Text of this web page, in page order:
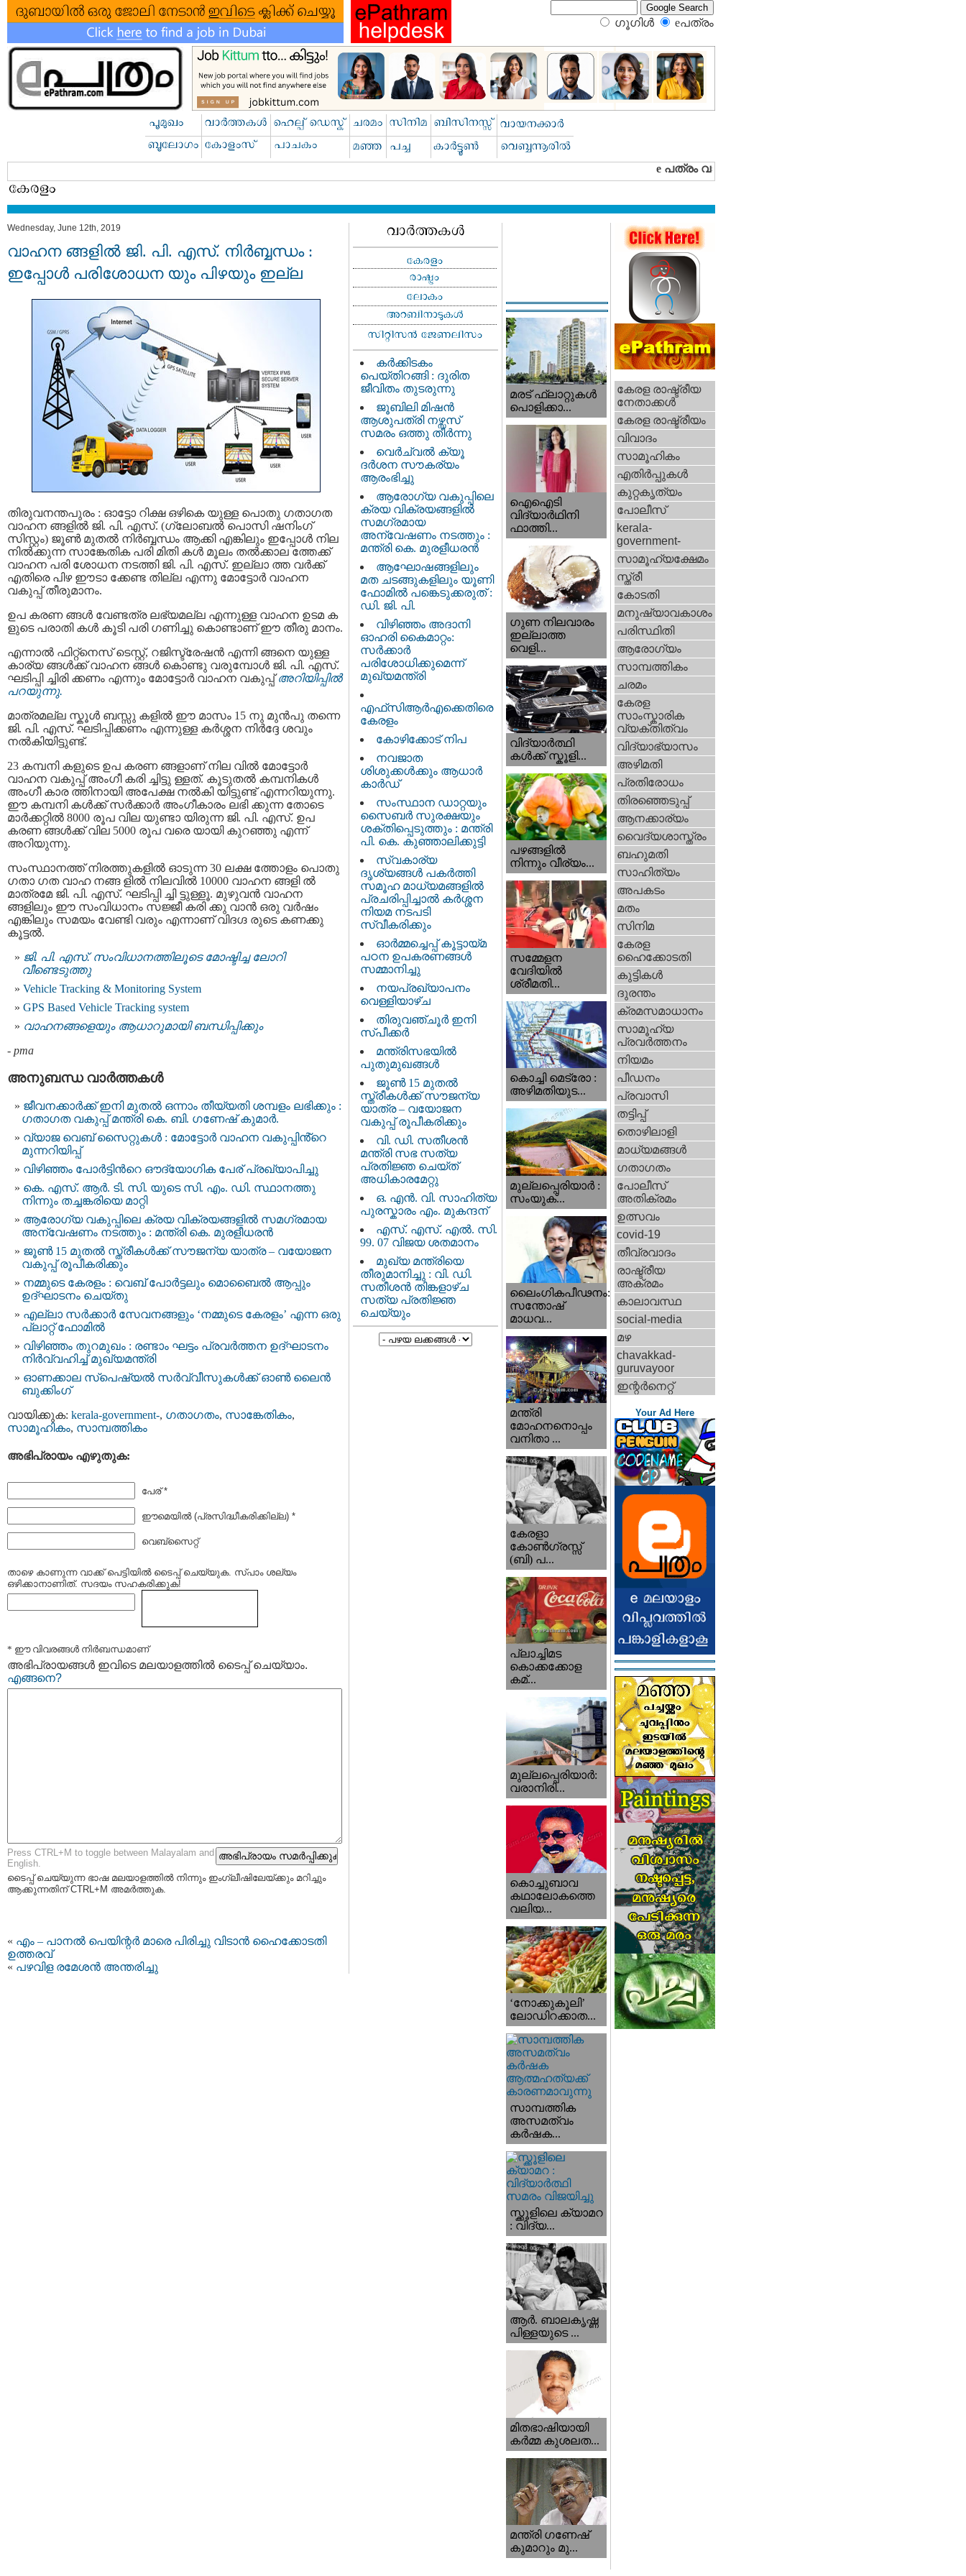
ഗൂഗിള്‍ eപത്രം‍
Wednesday, June 12th, 2019
വാഹന ങ്ങളിൽ ജി. പി. എസ്. നിർബ്ബന്ധം :
ഇപ്പോള്‍ പരിശോധന യും പിഴയും ഇല്ല
തിരുവനന്തപുരം : ഓട്ടോ റിക്ഷ ഒഴികെ യുള്ള പൊതു ഗതാഗത
വാഹന ങ്ങളിൽ ജി. പി. എസ്. (ഗ്ലോബൽ പൊസി ഷനിംഗ്
സിസ്റ്റം) ജൂണ്‍ മുതല്‍ നിർബ്ബന്ധം ആക്കി എങ്കിലും ഇപ്പോള്‍ നില
നില്‍ക്കുന്ന സാങ്കേതിക പരി മിതി കൾ മൂലം തല്‍ക്കാല ത്തേക്ക്
വാഹന പരി ശോധന നടത്തി ജി. പി. എസ്. ഇല്ലാ ത്ത വർക്ക്
എതിരെ പിഴ ഈടാ ക്കേണ്ട തില്ല എന്നു മോട്ടോർ വാഹന
വകുപ്പ് തീരുമാനം.
ഉപ കരണ ങ്ങൾ വേണ്ടത്ര ലഭ്യമല്ല എന്നുള്ള വാഹന ഉടമ ക
ളുടെ പരാതി കൾ കൂടി പരി ഗണിച്ചു കൊണ്ടാണ് ഈ തീരു മാനം.
എന്നാല്‍ ഫിറ്റ്നെസ് ടെസ്റ്റ്, റജിസ്ട്രേഷന്‍ എന്നി ങ്ങനെ യുള്ള
കാര്യ ങ്ങള്‍ക്ക് വാഹന ങ്ങൾ കൊണ്ടു വരുമ്പോൾ ജി. പി. എസ്.
ഘടിപ്പി ച്ചിരി ക്കണം എന്നും മോട്ടോർ വാഹന വകുപ്പ്അറിയിപ്പില്‍
പറയുന്നു.
മാത്രമല്ല സ്കൂൾ ബസ്സു കളിൽ ഈ മാസം 15 നു മുന്‍പു തന്നെ
ജി. പി. എസ്. ഘടിപ്പിക്കണം എന്നുള്ള കർശ്ശന നിർദ്ദേ ശവും
നൽകിയിട്ടുണ്ട്.
23 കമ്പനി കളുടെ ഉപ കരണ ങ്ങളാണ് നില വില്‍ മോട്ടോർ
വാഹന വകുപ്പ് അംഗീ കരി ച്ചിട്ടു ള്ളത്. കൂടുതൽ കമ്പനികൾ
അംഗീ കാര ത്തിനായി അപേക്ഷ നൽകി യിട്ടുണ്ട് എന്നറിയുന്നു.
ഈ കമ്പനി കള്‍ക്ക് സര്‍ക്കാര്‍ അംഗീകാരം ലഭി ക്കുന്ന തോടെ
മാര്‍ക്കറ്റില്‍ 8000 രൂപ വില യുണ്ടാ യിരുന്ന ജി. പി. എസ്. ഉപ
കരണ ങ്ങള്‍ക്ക് വില 5000 രൂപ വരെ യായി കുറഞ്ഞു എന്ന്
അറിയുന്നു.
സംസ്ഥാനത്ത് നിരത്തുകളില്‍ ഓടുന്ന 30 ലക്ഷ ത്തോളം പൊതു
ഗതാ ഗത വാഹ നങ്ങ ളില്‍ നിലവിൽ 10000 വാഹന ങ്ങളി ൽ
മാത്രമേ ജി. പി. എസ്. ഘടിപ്പി ച്ചി ട്ടുള്ളൂ. മുഴുവൻ വാഹന
ങ്ങളിലും ഈ സംവിധാനം സജ്ജീ കരി ക്കു വാന്‍ ഒരു വർഷം
എങ്കിലും സമയം വേണ്ടി വരും എന്നാണ് വിദഗ്ദ രുടെ കണക്കു
കൂട്ടല്‍.
ജി. പി. എസ്. സംവിധാനത്തിലൂടെ മോഷ്ടിച്ച ലോറി
വീണ്ടെടുത്തു
Vehicle Tracking & Monitoring System
GPS Based Vehicle Tracking system
വാഹനങ്ങളെയും ആധാറുമായി ബന്ധിപ്പിക്കും
- pma
അനുബന്ധ വാര്‍ത്തകള്‍
ജീവനക്കാർക്ക് ഇനി മുതൽ ഒന്നാം തീയ്യതി ശമ്പളം ലഭിക്കും :
ഗതാഗത വകുപ്പ് മന്ത്രി കെ. ബി. ഗണേഷ് കുമാർ.
വ്യാജ വെബ് സൈറ്റുകൾ : മോട്ടോര്‍ വാഹന വകുപ്പിൻ്റെ
മുന്നറിയിപ്പ്
വിഴിഞ്ഞം പോർട്ടിന്‍റെ ഔദ്യോഗിക പേര് പ്രഖ്യാപിച്ചു
കെ. എസ്. ആര്‍. ടി. സി. യുടെ സി. എം. ഡി. സ്ഥാനത്തു
നിന്നും തച്ചങ്കരിയെ മാറ്റി
ആരോഗ്യ വകുപ്പിലെ ക്രയ വിക്രയങ്ങളിൽ സമഗ്രമായ
അന്വേഷണം നടത്തും : മന്ത്രി കെ. മുരളീധരൻ
ജൂൺ 15 മുതൽ സ്ത്രീകൾക്ക് സൗജന്യ യാത്ര – വയോജന
വകുപ്പ് രൂപീകരിക്കും
നമ്മുടെ കേരളം : വെബ് പോർട്ടലും മൊബൈൽ ആപ്പും
ഉദ്ഘാടനം ചെയ്തു
എല്ലാ സർക്കാർ സേവനങ്ങളും ‘നമ്മുടെ കേരളം’ എന്ന ഒരു
പ്ലാറ്റ് ഫോമിൽ
വിഴിഞ്ഞം തുറമുഖം : രണ്ടാം ഘട്ടം പ്രവർത്തന ഉദ്ഘാടനം
നിർവ്വഹിച്ച് മുഖ്യമന്ത്രി
ഓണക്കാല സ്‌പെഷ്യൽ സർവ്വീസുകൾക്ക് ഓൺ ലൈൻ
ബുക്കിംഗ്
വായിക്കുക: kerala-government-, ഗതാഗതം, സാങ്കേതികം,
സാമൂഹികം, സാമ്പത്തികം
അഭിപ്രായം എഴുതുക:
പേര് *
ഈമെയില്‍ (പ്രസിദ്ധീകരിക്കില്ല) *
വെബ്സൈറ്റ്
താഴെ കാണുന്ന വാക്ക് പെട്ടിയില്‍ ടൈപ്പ്‌ ചെയ്യുക. സ്പാം ശല്യം
ഒഴിക്കാനാണിത്. സദയം സഹകരിക്കുക!
* ഈ വിവരങ്ങള്‍ നിര്‍ബന്ധമാണ്
അഭിപ്രായങ്ങള്‍ ഇവിടെ മലയാളത്തില്‍ ടൈപ്പ് ചെയ്യാം.
എങ്ങനെ?
Press CTRL+M to toggle between Malayalam and
English.
ടൈപ്പ്‌ ചെയ്യുന്ന ഭാഷ മലയാളത്തില്‍ നിന്നും ഇംഗ്ലീഷിലേയ്ക്കും മറിച്ചും
ആക്കുന്നതിന് CTRL+M അമര്‍ത്തുക.
« എം – പാനല്‍ പെയിന്റര്‍ മാരെ പിരിച്ചു വിടാന്‍ ഹൈക്കോടതി
ഉത്തരവ്
« പഴവിള രമേശന്‍ അന്തരിച്ചു
കർക്കിടകം
പെയ്തിറങ്ങി : ദുരിത
ജീവിതം തുടരുന്നു
ജൂബിലി മിഷൻ
ആശുപത്രി നഴ്സസ്
സമരം ഒത്തു തീർന്നു
വെര്‍ച്വല്‍ ക്യൂ
ദര്‍ശന സൗകര്യം
ആരംഭിച്ചു
ആരോഗ്യ വകുപ്പിലെ
ക്രയ വിക്രയങ്ങളിൽ
സമഗ്രമായ
അന്വേഷണം നടത്തും :
മന്ത്രി കെ. മുരളീധരൻ
ആഘോഷങ്ങളിലും
മത ചടങ്ങുകളിലും യൂണി
ഫോമിൽ പങ്കെടുക്കരുത് :
ഡി. ജി. പി.
വിഴിഞ്ഞം അദാനി
ഓഹരി കൈമാറ്റം:
സർക്കാർ
പരിശോധിക്കുമെന്ന്
മുഖ്യമന്ത്രി
എഫ്‌സിആർഎക്കെതിരെ
കേരളം
കോഴിക്കോട് നിപ
നവജാത
ശിശുക്കള്‍ക്കും ആധാര്‍
കാര്‍ഡ്
സംസ്ഥാന ഡാറ്റയും
സൈബർ സുരക്ഷയും
ശക്തിപ്പെടുത്തും : മന്ത്രി
പി. കെ. കുഞ്ഞാലിക്കുട്ടി
സ്വകാര്യ
ദൃശ്യങ്ങള്‍ പകര്‍ത്തി
സമൂഹ മാധ്യമങ്ങളില്‍
പ്രചരിപ്പിച്ചാൽ കർശ്ശന
നിയമ നടപടി
സ്വീകരിക്കും
ഓർമ്മച്ചെപ്പ് കൂട്ടായ്മ
പഠന ഉപകരണങ്ങൾ
സമ്മാനിച്ചു
നയപ്രഖ്യാപനം
വെള്ളിയാഴ്ച
തിരുവഞ്ചൂർ ഇനി
സ്പീക്കർ
മന്ത്രിസഭയിൽ
പുതുമുഖങ്ങൾ
ജൂൺ 15 മുതൽ
സ്ത്രീകൾക്ക് സൗജന്യ
യാത്ര – വയോജന
വകുപ്പ് രൂപീകരിക്കും
വി. ഡി. സതീശന്‍
മന്ത്രി സഭ സത്യ
പ്രതിജ്ഞ ചെയ്ത്
അധികാരമേറ്റു
ഒ. എൻ. വി. സാഹിത്യ
പുരസ്കാരം എം. മുകന്ദന്
എസ്. എസ്. എൽ. സി.
99. 07 വിജയ ശതമാനം
മുഖ്യ മന്ത്രിയെ
തീരുമാനിച്ചു : വി. ഡി.
സതീശന്‍ തിങ്കളാഴ്ച
സത്യ പ്രതിജ്ഞ
ചെയ്യും
മരട് ഫ്ലാറ്റുകൾ
പൊളിക്കാ...
ഐഐടി
വിദ്യാര്‍ഥിനി
ഫാത്തി...
ഗുണ നിലവാരം
ഇല്ലാത്ത
വെളി...
വിദ്യാർത്ഥി
കൾക്ക് സ്കൂളി...
പഴങ്ങളില്‍
നിന്നും വീര്യം...
സമ്മേളന
വേദിയില്‍
ശ്രീമതി...
കൊച്ചി മെട്രോ :
അഴിമതിയുട...
മുല്ലപ്പെരിയാര്‍ :
സംയുക്...
ലൈംഗികപീഢനം:
സന്തോഷ്
മാധവ...
മന്ത്രി
മോഹനനൊപ്പം
വനിതാ ...
കേരളാ
കോണ്‍ഗ്രസ്സ്
(ബി) പ...
പ്ലാച്ചിമട
കൊക്കക്കോള
കമ്...
മുല്ലപ്പെരിയാര്‍:
വരാനിരി...
കൊച്ചുബാവ
കഥാലോകത്തെ
വലിയ...
‘നോക്കുകൂലി’
ലോഡിറക്കാത...
സാമ്പത്തിക
അസമത്വം
കര്‍ഷക...
സ്ക്കൂളിലെ ക്യാമറ
: വിദ്യ...
ആര്‍. ബാലകൃഷ്ണ
പിള്ളയുടെ ...
മിതഭാഷിയായി
കര്‍മ്മ കുശലത...
മന്ത്രി ഗണേഷ്‌
കുമാറും മു...
കേരള രാഷ്ട്രീയ
നേതാക്കള്‍
കേരള രാഷ്ട്രീയം
വിവാദം
സാമൂഹികം
എതിര്‍പ്പുകള്‍
കുറ്റകൃത്യം
പോലീസ്‌
kerala-
government-
സാമൂഹ്യക്ഷേമം
സ്ത്രീ
കോടതി
മനുഷ്യാവകാശം
പരിസ്ഥിതി
ആരോഗ്യം
സാമ്പത്തികം
ചരമം
കേരള
സാംസ്കാരിക
വ്യക്തിത്വം
വിദ്യാഭ്യാസം
അഴിമതി
പ്രതിരോധം
തിരഞ്ഞെടുപ്പ്
ആനക്കാര്യം
വൈദ്യശാസ്ത്രം
ബഹുമതി
സാഹിത്യം
അപകടം
മതം
സിനിമ
കേരള
ഹൈക്കോടതി
കുട്ടികള്‍
ദുരന്തം
ക്രമസമാധാനം
സാമൂഹ്യ
പ്രവര്‍ത്തനം
നിയമം
പീഡനം
പ്രവാസി
തട്ടിപ്പ്‌
തൊഴിലാളി
മാധ്യമങ്ങള്‍
ഗതാഗതം
പോലീസ്‌
അതിക്രമം
ഉത്സവം
covid-19
തീവ്രവാദം
രാഷ്ട്രീയ
അക്രമം
കാലാവസ്ഥ
social-media
മഴ
chavakkad-
guruvayoor
ഇന്റര്‍നെറ്റ്‌
Your Ad Here